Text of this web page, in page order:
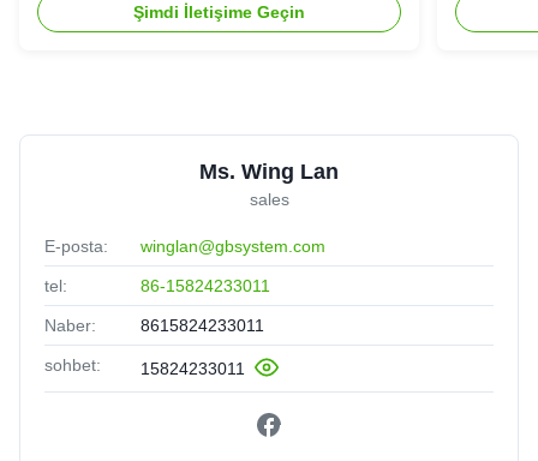
Şimdi İletişime Geçin
Ms. Wing Lan
sales
E-posta: winglan@gbsystem.com
tel: 86-15824233011
Naber: 8615824233011
sohbet: 15824233011